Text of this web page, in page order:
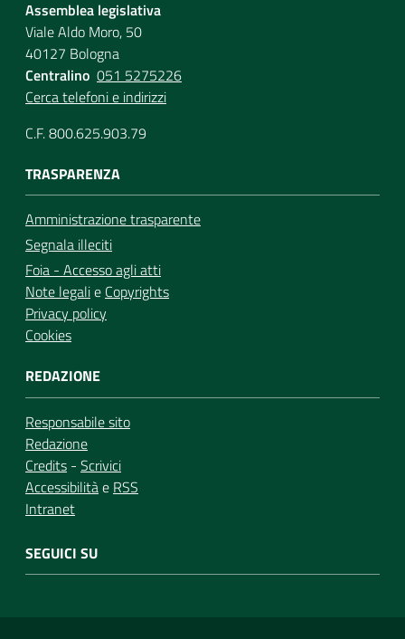
Assemblea legislativa
Viale Aldo Moro, 50
40127 Bologna
Centralino 051 5275226
Cerca telefoni e indirizzi
C.F. 800.625.903.79
TRASPARENZA
Amministrazione trasparente
Segnala illeciti
Foia - Accesso agli atti
Note legalie Copyrights
Privacy policy
Cookies
REDAZIONE
Responsabile sito
Redazione
Credits - Scrivici
Accessibilitàe RSS
Intranet
SEGUICI SU